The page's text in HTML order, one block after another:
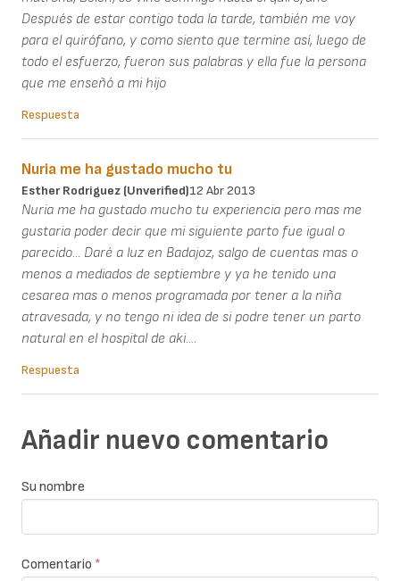
Después de estar contigo toda la tarde, también me voy
para el quirófano, y como siento que termine así, luego de
todo el esfuerzo, fueron sus palabras y ella fue la persona
que me enseñó a mi hijo
Respuesta
Nuria me ha gustado mucho tu
Esther Rodriguez (unverified)12 Abr 2013
Nuria me ha gustado mucho tu experiencia pero mas me
gustaria poder decir que mi siguiente parto fue igual o
parecido... Daré a luz en Badajoz, salgo de cuentas mas o
menos a mediados de septiembre y ya he tenido una
cesarea mas o menos programada por tener a la niña
atravesada, y no tengo ni idea de si podre tener un parto
natural en el hospital de aki....
Respuesta
Añadir nuevo comentario
Su nombre
Comentario *